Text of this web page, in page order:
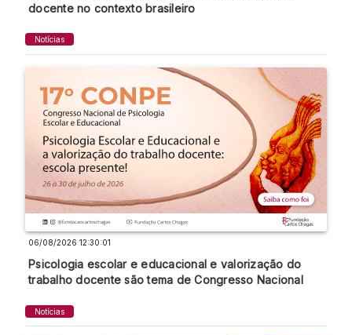
docente no contexto brasileiro
Notícias
06/08/2026 12:30:01
Psicologia escolar e educacional e valorização do
trabalho docente são tema de Congresso Nacional
Notícias